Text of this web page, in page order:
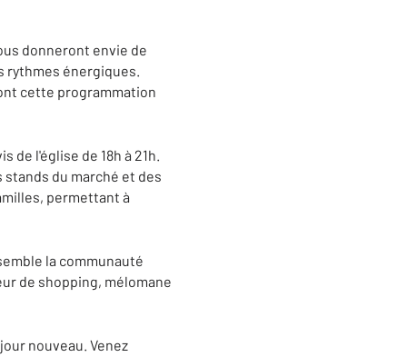
donneront envie de
rythmes énergiques.
cette programmation
de l'église de 18h à 21h.
du marché et des
permettant à
la communauté
de shopping, mélomane
nouveau. Venez